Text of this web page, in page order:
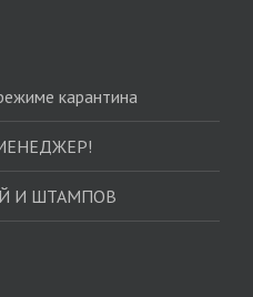
карантина
И ШТАМПОВ